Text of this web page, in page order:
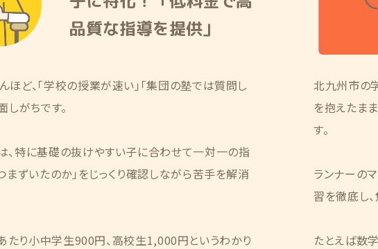
品質な指導を提供」
ど、「学校の授業が速い」「集団の塾では質問し
しがちです。
、特に基礎の抜けやすい子に合わせて一対一の指
まずいたのか」をじっくり確認しながら苦手を解消
たり小中学生900円、高校生1,000円というわかり
北九州市の
を抱えたま
す。
ランナーの
習を徹底し
たとえば数